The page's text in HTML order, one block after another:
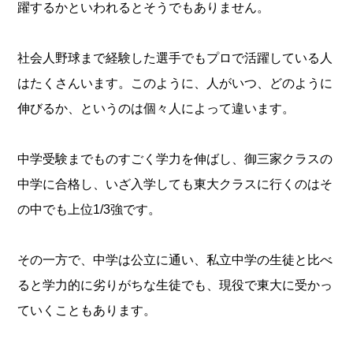
躍するかといわれるとそうでもありません。
社会人野球まで経験した選手でもプロで活躍している人
はたくさんいます。このように、人がいつ、どのように
伸びるか、というのは個々人によって違います。
中学受験までものすごく学力を伸ばし、御三家クラスの
中学に合格し、いざ入学しても東大クラスに行くのはそ
の中でも上位1/3強です。
その一方で、中学は公立に通い、私立中学の生徒と比べ
ると学力的に劣りがちな生徒でも、現役で東大に受かっ
ていくこともあります。